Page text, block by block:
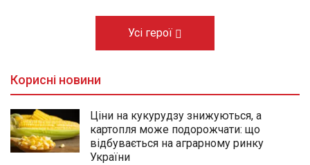
Усі герої
Корисні новини
Ціни на кукурудзу знижуються, а
картопля може подорожчати: що
відбувається на аграрному ринку
України